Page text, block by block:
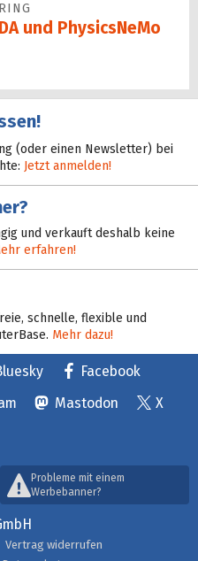
und PhysicsNeMo
(oder einen Newsletter) bei
Jetzt anmelden!
und verkauft deshalb keine
erfahren!
schnelle, flexible und
Mehr dazu!
Facebook
Mastodon
X
Probleme mit einem
Werbebanner?
Vertrag widerrufen